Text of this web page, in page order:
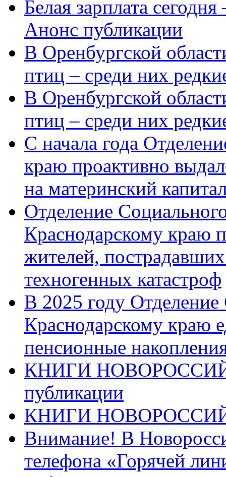
Белая зарплата
Анонс публикации
В Оренбургской
птиц – среди них
В Оренбургской
птиц – среди них
С начала года
краю проактивно
на материнский
Отделение
Краснодарскому краю
жителей,
техногенных катастроф
В 2025 году
Краснодарскому краю
пенсионные
КНИГИ
публикации
КНИГИ
Внимание! В
телефона «Горячей